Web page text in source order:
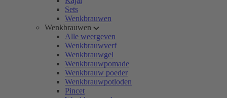
Sets
Wenkbrauwen
Wenkbrauwen
Alle weergeven
Wenkbrauwverf
Wenkbrauwgel
Wenkbrauwpomade
Wenkbrauw poeder
Wenkbrauwpotloden
Pincet